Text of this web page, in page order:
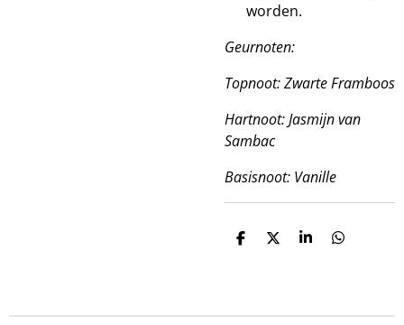
worden.
Geurnoten:
Topnoot: Zwarte Framboos
Hartnoot: Jasmijn van
Sambac
Basisnoot: Vanille
D
D
S
D